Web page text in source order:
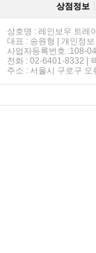
상점정보
상호명 : 레인보우 트레
대표 : 송원형 | 개인정
사업자등록번호 :108-
전화 : 02-6401-8332 |
주소 : 서울시 구로구